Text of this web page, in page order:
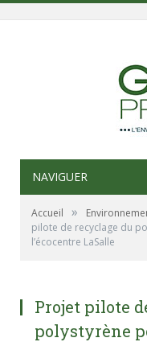
NAVIGUER
Accueil »
pilote de recyclage du
l’écocentre LaSalle
Projet pilote
polystyrène